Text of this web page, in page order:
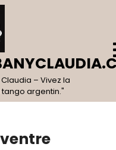
– Vivez la
argentin."
ventre